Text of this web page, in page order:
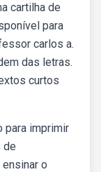
cartilha de
para
carlos a.
das letras.
curtos
para imprimir
de
o